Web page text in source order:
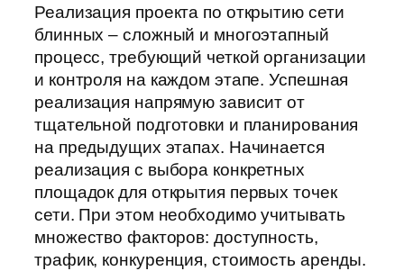
Реализация проекта по открытию сети
блинных – сложный и многоэтапный
процесс, требующий четкой организации
и контроля на каждом этапе. Успешная
реализация напрямую зависит от
тщательной подготовки и планирования
на предыдущих этапах. Начинается
реализация с выбора конкретных
площадок для открытия первых точек
сети. При этом необходимо учитывать
множество факторов: доступность,
трафик, конкуренция, стоимость аренды.